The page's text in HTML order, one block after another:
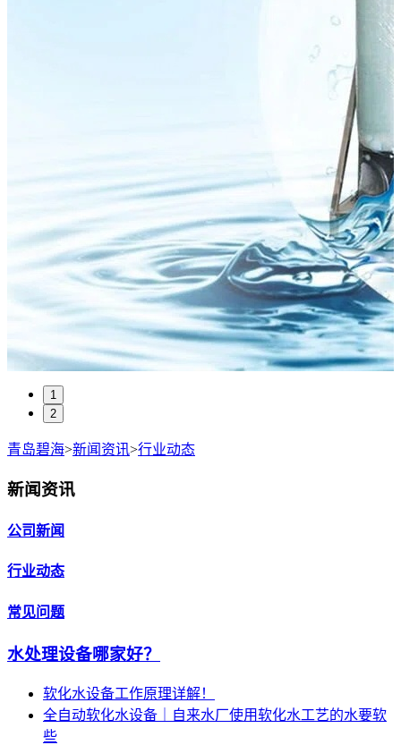
1
2
青岛碧海>新闻资讯>行业动态
新闻资讯
公司新闻
行业动态
常见问题
水处理设备哪家好？
软化水设备工作原理详解！
全自动软化水设备｜自来水厂使用软化水工艺的水要软
些